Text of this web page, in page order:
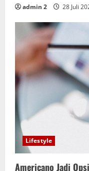
admin 2 28 Juli
Lifestyle
Americano Jadi